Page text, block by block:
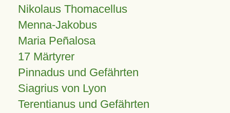
Nikolaus Thomacellus
Menna-Jakobus
Maria Peñalosa
17 Märtyrer
Pinnadus und Gefährten
Siagrius von Lyon
Terentianus und Gefährten